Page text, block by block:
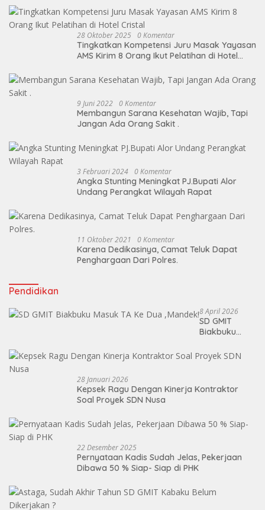
28 Oktober 2025 0 Komentar
Tingkatkan Kompetensi Juru Masak Yayasan
AMS Kirim 8 Orang Ikut Pelatihan di Hotel
9 Juni 2022 0 Komentar
Membangun Sarana Kesehatan Wajib, Tapi
Jangan Ada Orang Sakit .
3 Februari 2024 0 Komentar
Angka Stunting Meningkat PJ.Bupati Alor
Undang Perangkat Wilayah Rapat
11 Oktober 2021 0 Komentar
Karena Dedikasinya, Camat Teluk Dapat
Penghargaan Dari Polres.
Pendidikan
8 April 2026
SD GMIT
Biakbuku
Dua ,Mandek!
28 Januari 2026
Kepsek Ragu Dengan Kinerja Kontraktor
Soal Proyek SDN Nusa
22 Desember 2025
Pernyataan Kadis Sudah Jelas, Pekerjaan
Dibawa 50 % Siap- Siap di PHK